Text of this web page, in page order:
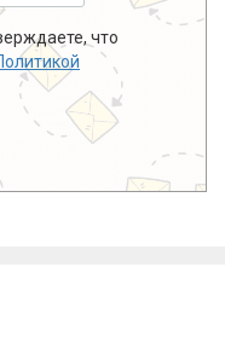
что